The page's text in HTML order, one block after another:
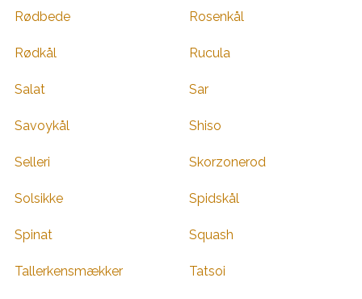
Rødbede Rosenkål
Rødkål Rucula
Salat Sar
Savoykål Shiso
Selleri Skorzonerod
Solsikke Spidskål
Spinat Squash
Tallerkensmækker Tatsoi